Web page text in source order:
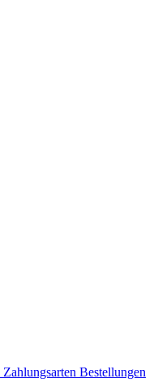
Zahlungsarten Bestellungen